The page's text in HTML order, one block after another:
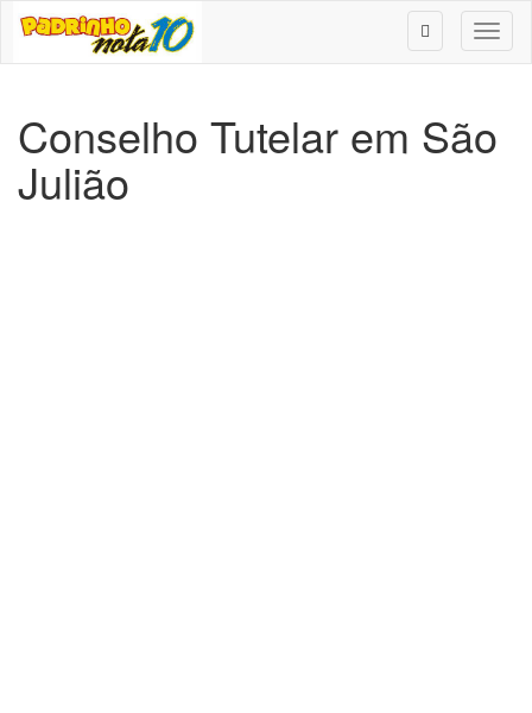
Conselho Tutelar em São
Julião